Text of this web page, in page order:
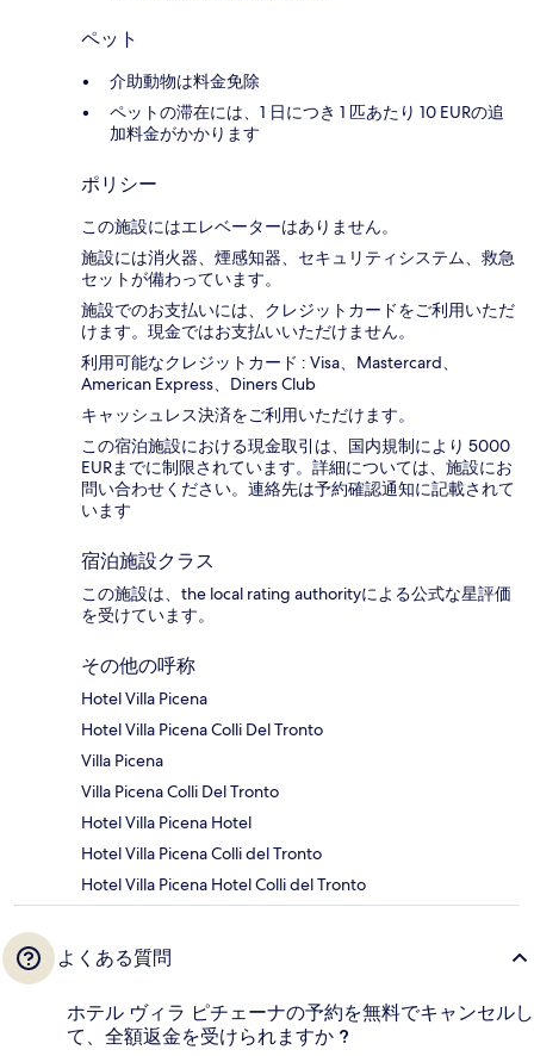
ペット
介助動物は料金免除
ペットの滞在には、1 日につき 1 匹あたり 10 EURの追
加料金がかかります
ポリシー
この施設にはエレベーターはありません。
施設には消火器、煙感知器、セキュリティシステム、救急
セットが備わっています。
施設でのお支払いには、クレジットカードをご利用いただ
けます。現金ではお支払いいただけません。
利用可能なクレジットカード : Visa、Mastercard、
American Express、Diners Club
キャッシュレス決済をご利用いただけます。
この宿泊施設における現金取引は、国内規制により 5000
EURまでに制限されています。詳細については、施設にお
問い合わせください。連絡先は予約確認通知に記載されて
います
宿泊施設クラス
この施設は、the local rating authorityによる公式な星評価
を受けています。
その他の呼称
Hotel Villa Picena
Hotel Villa Picena Colli Del Tronto
Villa Picena
Villa Picena Colli Del Tronto
Hotel Villa Picena Hotel
Hotel Villa Picena Colli del Tronto
Hotel Villa Picena Hotel Colli del Tronto
よくある質問
ホテル ヴィラ ピチェーナの予約を無料でキャンセルし
て、全額返金を受けられますか ?